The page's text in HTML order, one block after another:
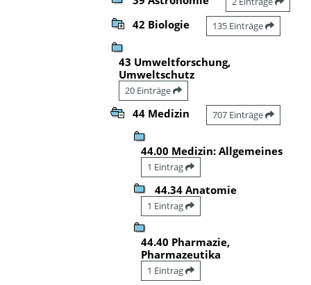
42 Biologie 135 Einträge
43 Umweltforschung,
Umweltschutz
20 Einträge
44 Medizin 707 Einträge
44.00 Medizin: Allgemeines
1 Eintrag
44.34 Anatomie
1 Eintrag
44.40 Pharmazie,
Pharmazeutika
1 Eintrag